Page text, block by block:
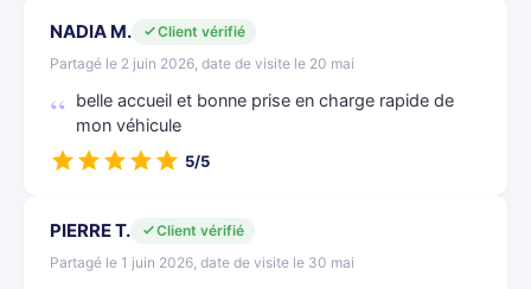
NADIA M.
Client vérifié
Partagé le 2 juin 2026, date de visite le 20 mai
belle accueil et bonne prise en charge rapide de
mon véhicule
5/5
PIERRE T.
Client vérifié
Partagé le 1 juin 2026, date de visite le 30 mai